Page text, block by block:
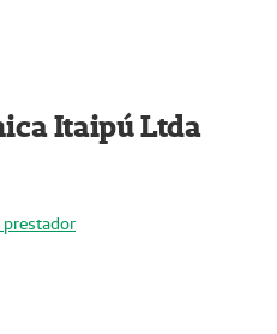
Itaipú Ltda
prestador